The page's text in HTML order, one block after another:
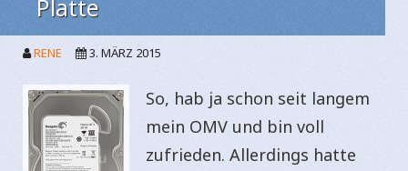
Platte
RENE 3. MÄRZ 2015
So, hab ja schon seit langem
mein OMV und bin voll
zufrieden. Allerdings hatte